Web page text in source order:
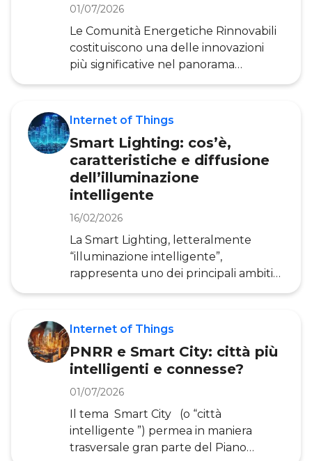
Monitorare la qualità dell’aria,
dell’acqua, del suolo, ma anche
rilevare il livello dei fiumi oppure i
rischi di franamenti sono solo alcuni
esempi a
01/07/2026
Le Comunità Energetiche Rinnovabili
costituiscono una delle innovazioni
più significative nel panorama
energetico contemporaneo.
CER, queste comunità sono basate su
produzione di energia. In questo
articolo, a cura dell’Osservatorio Smart
City della POLIMI School of
Management , esploreremo nel
dettaglio cosa sono le Comunità
Energetiche Rinnovabili e quali sono i
principali vantaggi per le comunità.
Illustr
Internet of Things
Smart Lighting: cos’è,
caratteristiche e diffusione
dell’illuminazione
intelligente
16/02/2026
La Smart Lighting, letteralmente
“illuminazione intelligente”,
rappresenta uno dei principali ambiti
applicativi della Smart City. Proprio
della città intelligente, il suo obiettivo
sostenibilità, vivibilità e dinamismo
economico delle città del
futuro. Attraverso la Ricerca
dell’Osservatorio Smart City della
POLIMI School of Management ,
all’interno di questo articolo
definiremo il significato di Smart Li
Internet of Things
PNRR e Smart City: città più
intelligenti e connesse?
01/07/2026
Il tema Smart City (o “città
intelligente ”) permea in maniera
trasversale gran parte del Piano